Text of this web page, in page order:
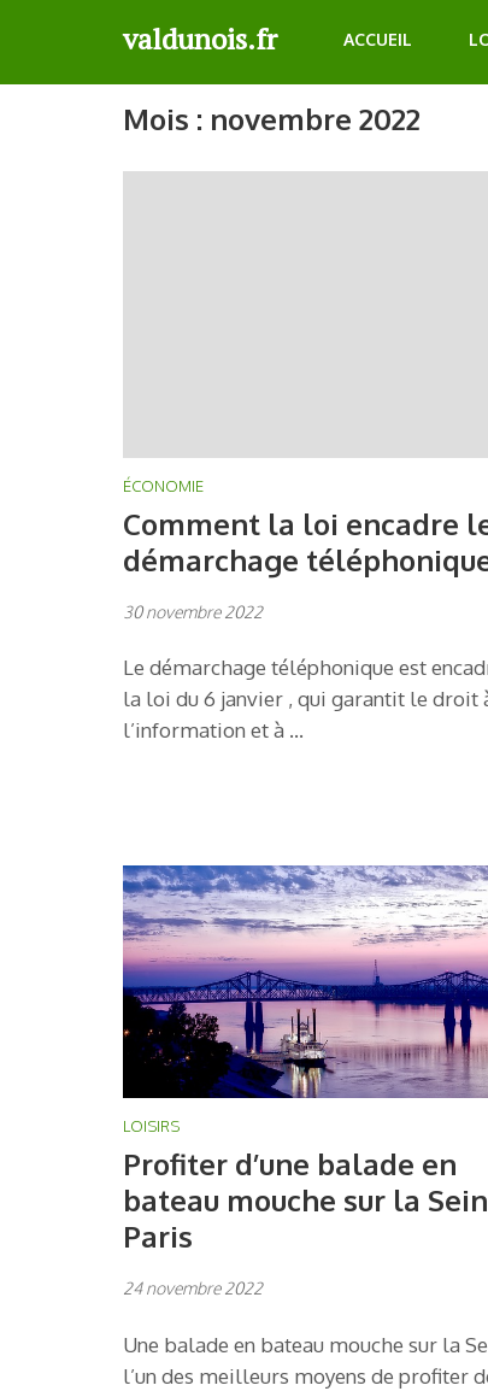
valdunois.fr ACCUEIL
Mois : novembre 2022
ÉCONOMIE
Comment la loi encadre
démarchage
30 novembre 2022
Le démarchage téléphonique est
la loi du 6 janvier , qui garantit le droit
l’information et à …
LOISIRS
Profiter d’une balade en
bateau mouche sur la
Paris
24 novembre 2022
Une balade en bateau mouche sur la
l’un des meilleurs moyens de profiter